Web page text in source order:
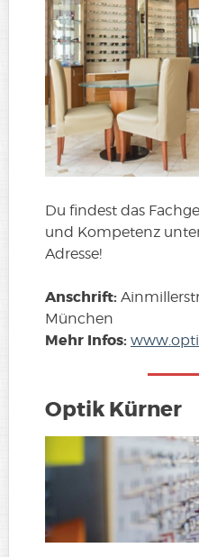
Du findest das
und Kompetenz
Adresse!
Anschrift:
München
Mehr Infos:
Optik Kürner